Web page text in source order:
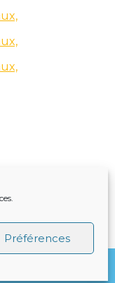
Préférences
CONTACT